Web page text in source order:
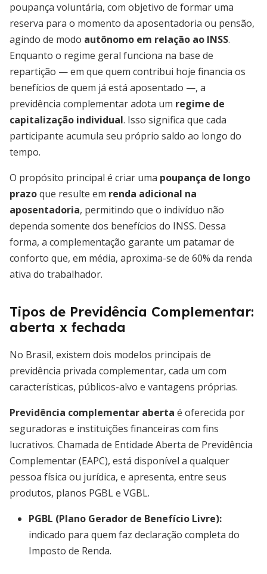
poupança voluntária, com objetivo de formar uma
reserva para o momento da aposentadoria ou pensão,
agindo de modo autônomo em relação ao INSS.
Enquanto o regime geral funciona na base de
repartição — em que quem contribui hoje financia os
benefícios de quem já está aposentado —, a
previdência complementar adota um regime de
capitalização individual. Isso significa que cada
participante acumula seu próprio saldo ao longo do
tempo.
O propósito principal é criar uma poupança de longo
prazoque resulte em renda adicional na
aposentadoria, permitindo que o indivíduo não
dependa somente dos benefícios do INSS. Dessa
forma, a complementação garante um patamar de
conforto que, em média, aproxima-se de 60% da renda
ativa do trabalhador.
Tipos de Previdência Complementar:
aberta x fechada
No Brasil, existem dois modelos principais de
previdência privada complementar, cada um com
características, públicos-alvo e vantagens próprias.
Previdência complementar aberta é oferecida por
seguradoras e instituições financeiras com fins
lucrativos. Chamada de Entidade Aberta de Previdência
Complementar (EAPC), está disponível a qualquer
pessoa física ou jurídica, e apresenta, entre seus
produtos, planos PGBL e VGBL.
PGBL (Plano Gerador de Benefício Livre):
indicado para quem faz declaração completa do
Imposto de Renda.